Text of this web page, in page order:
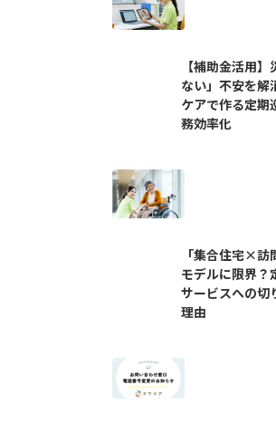
【補助金活用
ない」不安を
ケアで作る定期
務効率化
「集合住宅×訪
モデルに限界？
サービスへの切
理由